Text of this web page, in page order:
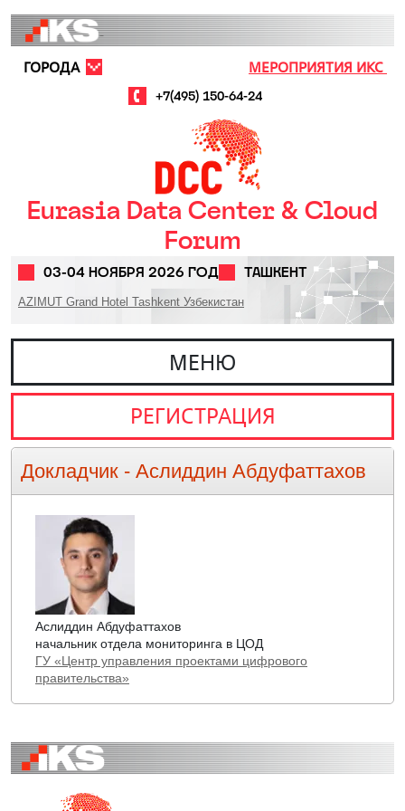
МЕРОПРИЯТИЯ ИКС
+7(495) 150-64-24
ГОРОДА
Eurasia Data Center & Cloud
Forum
03-04 НОЯБРЯ 2026 ГОД ТАШКЕНТ
AZIMUT Grand Hotel Tashkent Узбекистан
МЕНЮ
РЕГИСТРАЦИЯ
Докладчик - Аслиддин Абдуфаттахов
Аслиддин Абдуфаттахов
начальник отдела мониторинга в ЦОД
ГУ «Центр управления проектами цифрового
правительства»